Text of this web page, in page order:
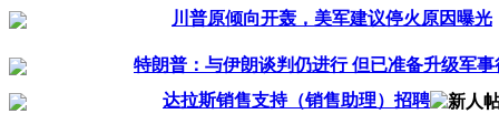
川普原倾向开轰，美军建议停火原因曝光
特朗普：与伊朗谈判仍进行 但已准备升级军事
达拉斯销售支持（销售助理）招聘